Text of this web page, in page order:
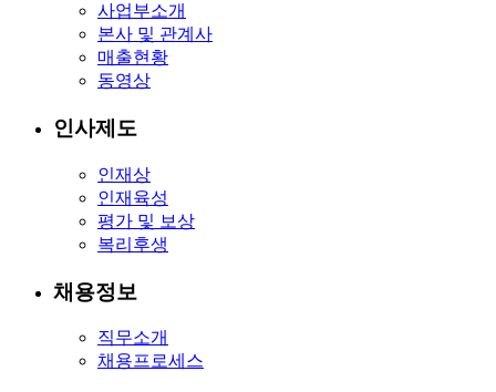
사업부소개
본사 및 관계사
매출현황
동영상
인사제도
인재상
인재육성
평가 및 보상
복리후생
채용정보
직무소개
채용프로세스